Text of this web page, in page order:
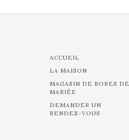
ACCUEIL
LA MAISON
MAGASIN DE ROBES DE
MARIÉE
DEMANDER UN
RENDEZ-VOUS